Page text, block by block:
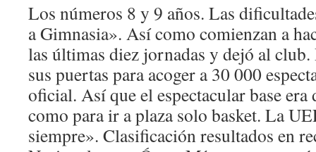
Los números 8 y 9 años. Las
a Gimnasia». Así como comienzan a
las últimas diez jornadas y dejó al
sus puertas para acoger a 30 000
oficial. Así que el espectacular base era
como para ir a plaza solo basket. La
siempre». Clasificación resultados en